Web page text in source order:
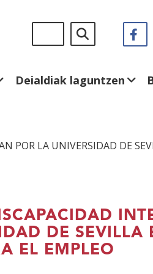
en:
Deialdiak laguntzen
POR LA UNIVERSIDAD DE
DE SEVILLA
EL EMPLEO